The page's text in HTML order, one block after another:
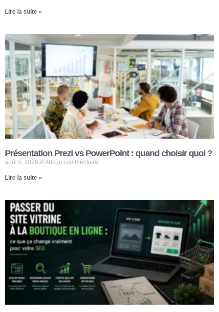
Lire la suite »
Présentation Prezi vs PowerPoint : quand choisir quoi ?
août 5, 2026 Aucun commentaire
Lire la suite »